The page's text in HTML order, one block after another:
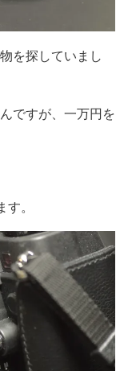
を探していまし
ですが、一万円を
。